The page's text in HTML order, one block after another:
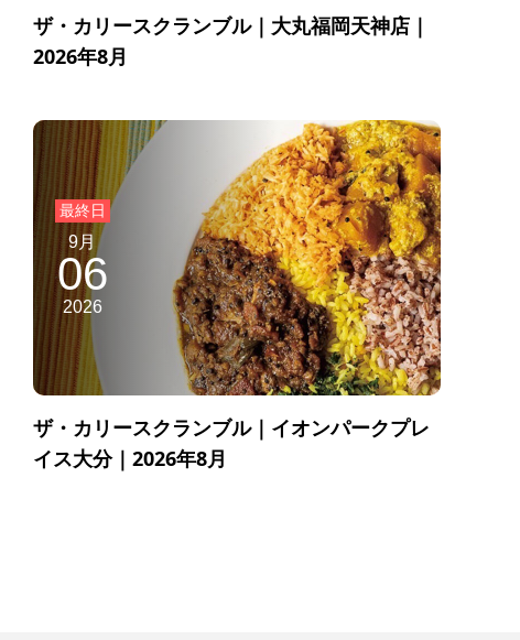
ザ・カリースクランブル｜大丸福岡天神店｜
2026年8月
9月
06
2026
ザ・カリースクランブル｜イオンパークプレ
イス大分｜2026年8月